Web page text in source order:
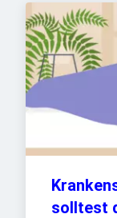
solltest